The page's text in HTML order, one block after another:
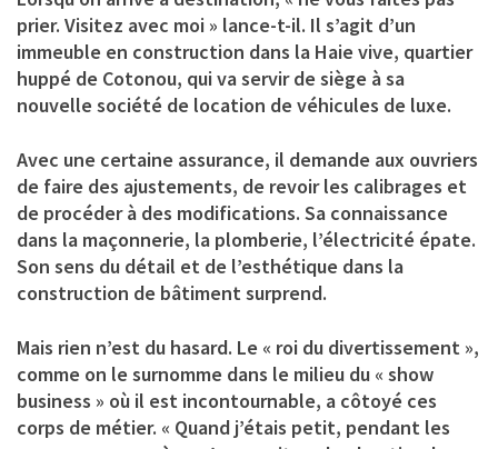
prier. Visitez avec moi » lance-t-il. Il s’agit d’un
immeuble en construction dans la Haie vive, quartier
huppé de Cotonou, qui va servir de siège à sa
nouvelle société de location de véhicules de luxe.
Avec une certaine assurance, il demande aux ouvriers
de faire des ajustements, de revoir les calibrages et
de procéder à des modifications. Sa connaissance
dans la maçonnerie, la plomberie, l’électricité épate.
Son sens du détail et de l’esthétique dans la
construction de bâtiment surprend.
Mais rien n’est du hasard. Le « roi du divertissement »,
comme on le surnomme dans le milieu du « show
business » où il est incontournable, a côtoyé ces
corps de métier. « Quand j’étais petit, pendant les